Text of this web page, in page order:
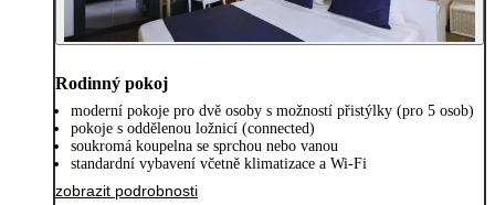
Rodinný pokoj
moderní pokoje pro dvě osoby s možností přistýlky (pro 5 osob)
pokoje s oddělenou ložnicí (connected)
soukromá koupelna se sprchou nebo vanou
standardní vybavení včetně klimatizace a Wi-Fi
zobrazit podrobnosti